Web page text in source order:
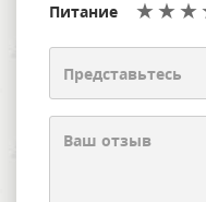
Питание